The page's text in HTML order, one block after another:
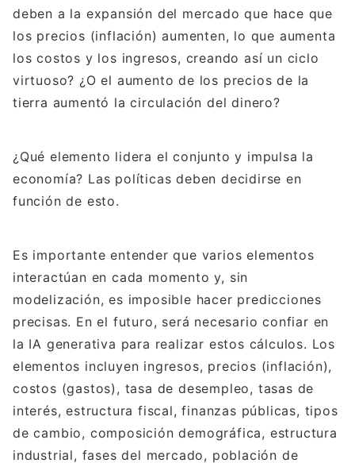
deben a la expansión del mercado que hace que
los precios (inflación) aumenten, lo que aumenta
los costos y los ingresos, creando así un ciclo
virtuoso? ¿O el aumento de los precios de la
tierra aumentó la circulación del dinero?
¿Qué elemento lidera el conjunto y impulsa la
economía? Las políticas deben decidirse en
función de esto.
Es importante entender que varios elementos
interactúan en cada momento y, sin
modelización, es imposible hacer predicciones
precisas. En el futuro, será necesario confiar en
la IA generativa para realizar estos cálculos. Los
elementos incluyen ingresos, precios (inflación),
costos (gastos), tasa de desempleo, tasas de
interés, estructura fiscal, finanzas públicas, tipos
de cambio, composición demográfica, estructura
industrial, fases del mercado, población de